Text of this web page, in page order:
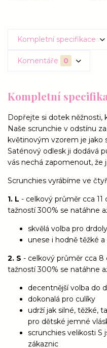
Kompletní specifikace
Komentáře 0
Kompletní
Dopřejte si dotek něžnosti,
Naše scrunchie v odstínu
květinovým vzorem je jako
Saténový odlesk ji dodává
vás nechá zapomenout, že
Scrunchies vyrábíme ve
1. L - celkový průměr cca
tažností 300% se natáhne
skvělá volba pro drdoly
unese i hodně těžké
2. S - celkový průměr cca 8
tažností 300% se natáhne
decentnější volba do
dokonalá pro culíky
udrží jak silné, těžké,
pro dětské jemné
scrunchies velikosti S
zákaznic